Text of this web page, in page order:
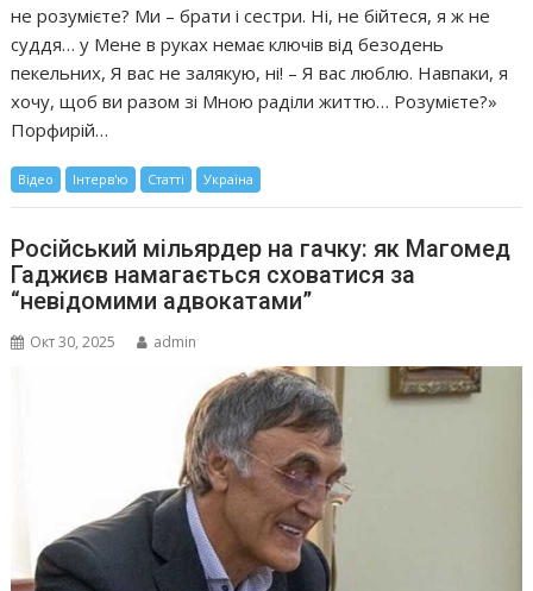
не розумієте? Ми – брати і сестри. Ні, не бійтеся, я ж не
суддя… у Мене в руках немає ключів від безодень
пекельних, Я вас не залякую, ні! – Я вас люблю. Навпаки, я
хочу, щоб ви разом зі Мною раділи життю… Розумієте?»
Порфирій…
Відео Інтерв'ю Статті Україна
Російський мільярдер на гачку: як Магомед
Гаджиєв намагається сховатися за
“невідомими адвокатами”
Окт 30, 2025 admin